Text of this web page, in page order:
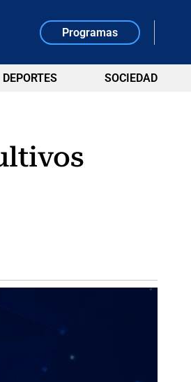
Programas
DEPORTES SOCIEDAD